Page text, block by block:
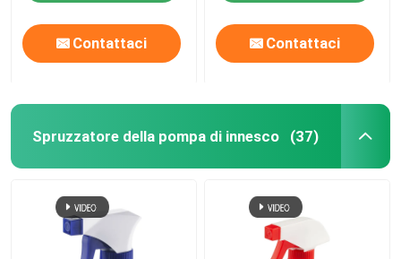
Contattaci Contattaci
Spruzzatore della pompa di innesco (37)